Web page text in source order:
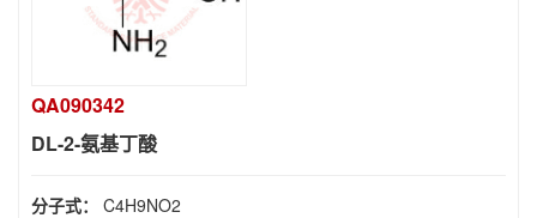
QA090342
DL-2-氨基丁酸
分子式： C4H9NO2